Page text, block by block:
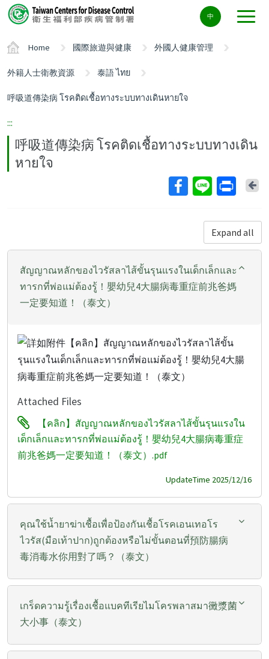
Center
block
中
Home 國際旅遊與健康 外國人健康管理
外籍人士衛教資源 泰語 ไทย
呼吸道傳染病 โรคติดเชื้อทางระบบทางเดินหายใจ
:::
呼吸道傳染病 โรคติดเชื้อทางระบบทางเดิน
หายใจ
Expand all
สัญญาณหลักของไวรัสลาไส้ขั้นรุนแรงในเด็กเล็กและ
ทารกที่พ่อแม่ต้องรู้！嬰幼兒4大腸病毒重症前兆爸媽
一定要知道！（泰文）
Attached Files
【คลิก】สัญญาณหลักของไวรัสลาไส้ขั้นรุนแรงใน
เด็กเล็กและทารกที่พ่อแม่ต้องรู้！嬰幼兒4大腸病毒重症
前兆爸媽一定要知道！（泰文）.pdf
UpdateTime 2025/12/16
คุณใช้น้ำยาฆ่าเชื้อเพื่อป้องกันเชื้อโรคเอนเทอโร
ไวรัส(มือเท้าปาก)ถูกต้องหรือไม่ขั้นตอนที่預防腸病
毒消毒水你用對了嗎？（泰文）
เกร็ดความรู้เรื่องเชื้อแบคทีเรียไมโครพลาสมา黴漿菌
大小事（泰文）